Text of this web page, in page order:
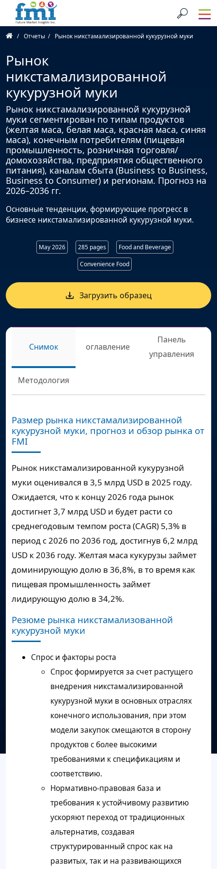
Отчеты Рынок никстамализированной кукурузной муки
Рынок
никстамализированной
кукурузной муки
Рынок никстамализированной кукурузной
муки сегментирован по типам продуктов
(желтая маса, белая маса, красная маса, синяя
маса), конечным потребителям (пищевая
промышленность, розничная торговля/
домохозяйства, предприятия общественного
питания), каналам сбыта (Business to Business,
Business to Consumer) и регионам. Прогноз на
2026–2036 гг.
Основные тенденции, формирующие прогресс в
бизнесе никстамализированной кукурузной муки.
May 2026 285 pages Food and Beverage
Convenience Food
Загрузить образец
Снимок оглавление
Панель
управления
Методология
Размер рынка никстамализированной
кукурузной муки, прогноз и обзор рынка от
FMI
Рынок никстамализированной кукурузной
муки оценивался в 3,5 млрд USD в 2025 году.
Ожидается, что к концу 2026 года рынок
достигнет3,7 млрд USD и будет расти со
среднегодовым темпом роста (CAGR) 5,3% в
период с 2026 по 2036 год, достигнув 6,2 млрд
USD к 2036 году. Желтая маса кукурузы займет
доминирующую долю в 36,8%, в то время как
пищевая промышленность займет
лидирующую долю в 34,2%.
Резюме рынка никстамализованной
кукурузной муки
Спрос и факторы роста
Спрос формируется за счет растущего
внедрения никстамализированной
кукурузной муки в основных отраслях
конечного использования, при этом
модели закупок смещаются в сторону
продуктов с более высокими
требованиями к спецификациям и
соответствию.
Нормативно-правовая база и
требования к устойчивому развитию
ускоряют переход от традиционных
альтернатив, создавая
структурированный спрос как на
развитых, так и на развивающихся